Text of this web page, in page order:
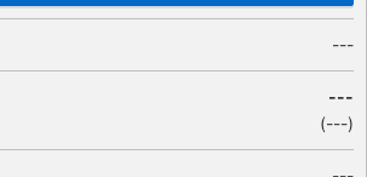
---
---
(---)